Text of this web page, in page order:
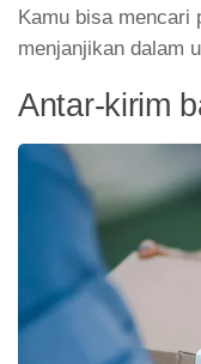
Kamu bisa mencari
menjanjikan dalam
Antar-kirim